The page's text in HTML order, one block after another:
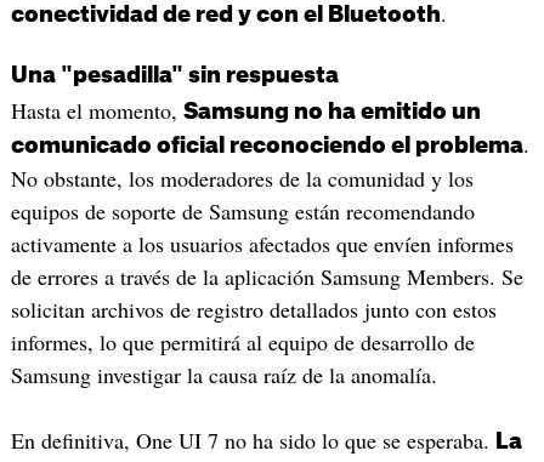
conectividad de red y con el Bluetooth.
Una "pesadilla" sin respuesta
Hasta el momento, Samsung no ha emitido un
comunicado oficial reconociendo el problema.
No obstante, los moderadores de la comunidad y los
equipos de soporte de Samsung están recomendando
activamente a los usuarios afectados que envíen informes
de errores a través de la aplicación Samsung Members. Se
solicitan archivos de registro detallados junto con estos
informes, lo que permitirá al equipo de desarrollo de
Samsung investigar la causa raíz de la anomalía.
En definitiva, One UI 7 no ha sido lo que se esperaba.
La